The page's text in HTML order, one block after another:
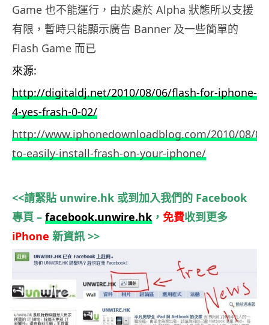
Game 也不能運行，由於處於 Alpha 狀態所以支援
有限，暫時只能顯示廣告 Banner 及一些簡單的
Flash Game 而已
來源:
http://digitaldj.net/2010/08/06/flash-for-iphone-
4-yes-frash-0-02/
http://www.iphonedownloadblog.com/2010/08/
to-easily-install-frash-on-your-iphone/
<<請緊貼 unwire.hk 或到加入我們的 Facebook
專頁 – facebook.unwire.hk ， 免費收到更多
iPhone 新資訊 >>